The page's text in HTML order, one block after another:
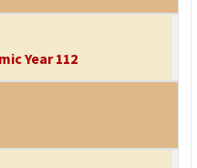
Year 112